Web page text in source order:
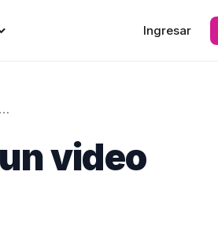
Ingresar
video